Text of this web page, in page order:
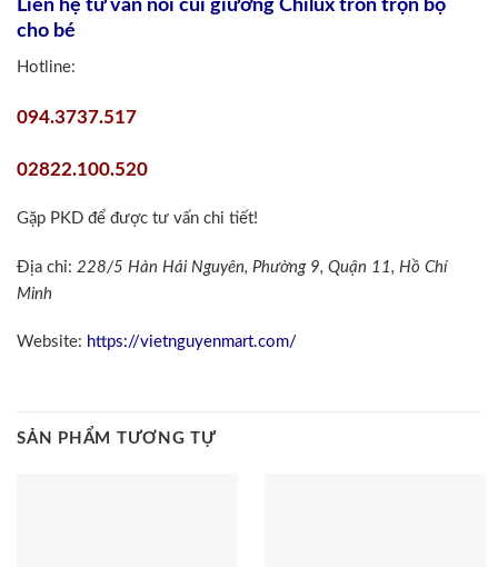
Liên hệ tư vấn nôi cũi giường Chilux tròn trọn bộ
cho bé
Hotline:
094.3737.517
02822.100.520
Gặp PKD để được tư vấn chi tiết!
Địa chỉ: 228/5 Hàn Hải Nguyên, Phường 9, Quận 11, Hồ Chí
Minh
Website: https://vietnguyenmart.com/
SẢN PHẨM TƯƠNG TỰ